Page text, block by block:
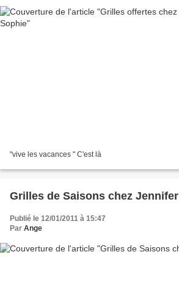
"vive les vacances " C'est là
Grilles de Saisons chez Jennifer
Publié le 12/01/2011 à 15:47
Par Ange